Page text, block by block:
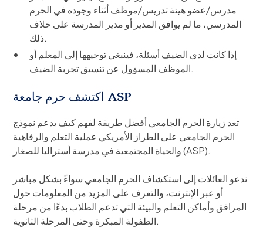
مدرس/عضو هيئة تدريس/موظف أثناء وجوده في الحرم
المدرسي، ما لم يوافق المدير أو مدير المدرسة على خلاف
ذلك.
إذا كانت لدى الضيف أسئلة، فينبغي توجيهها إلى المعلم أو
الموظف المسؤول عن تنسيق تجربة الضيف.
اكتشف حرم جامعة ASP
تعد زيارة الحرم الجامعي أفضل طريقة لفهم كيف يدعم نموذج
الحرم الجامعي على الطراز الأمريكي عملية التعلم والرفاهية
والحياة المجتمعية في مدرسة أستراليا للصغار (ASP).
ندعو العائلات إلى استكشاف الحرم الجامعي سواءً بشكل مباشر
أو عبر الإنترنت، والتعرف على المزيد من المعلومات حول
المرافق وأماكن التعلم والبيئة التي تدعم الطلاب بدءًا من مرحلة
الطفولة المبكرة وحتى المرحلة الثانوية.